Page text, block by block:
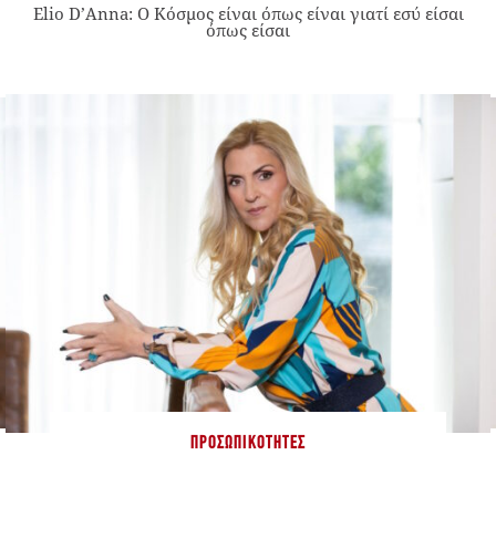
Elio D’Anna: Ο Κόσμος είναι όπως είναι γιατί εσύ είσαι
όπως είσαι
ΠΡΟΣΩΠΙΚΌΤΗΤΕΣ